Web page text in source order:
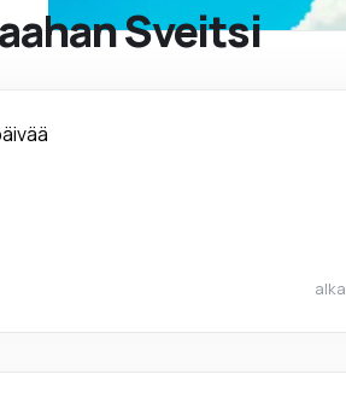
Sveitsi